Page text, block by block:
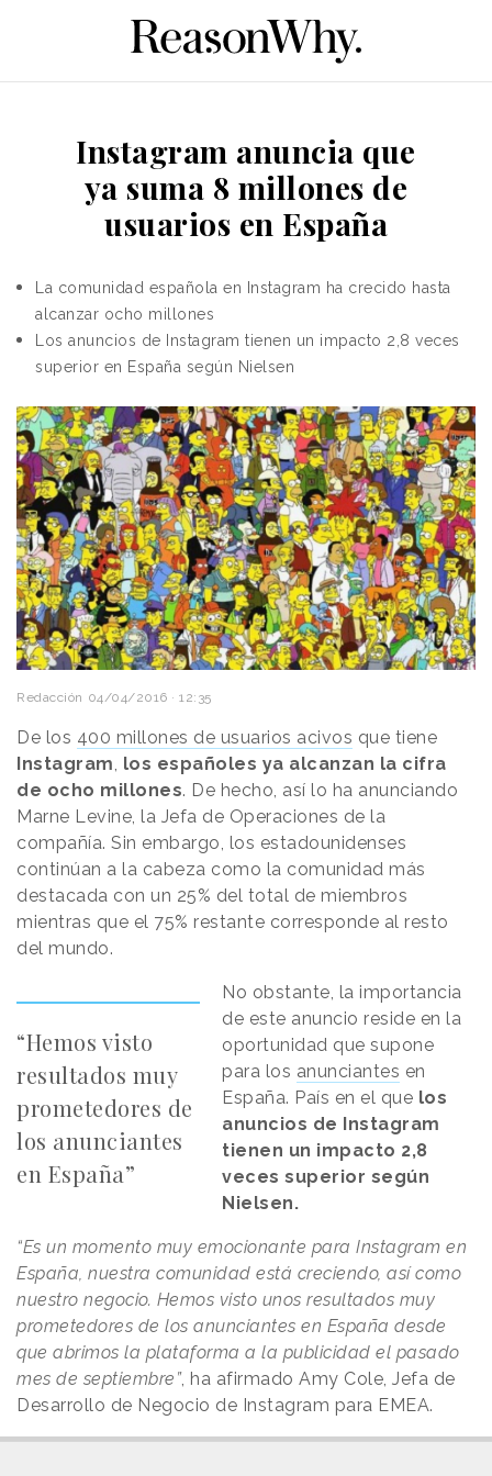
Instagram anuncia que
ya suma 8 millones de
usuarios en España
La comunidad española en Instagram ha crecido hasta
alcanzar ocho millones
Los anuncios de Instagram tienen un impacto 2,8 veces
superior en España según Nielsen
Redacción 04/04/2016 · 12:35
De los 400 millones de usuarios acivos que tiene
Instagram, los españoles ya alcanzan la cifra
de ocho millones. De hecho, así lo ha anunciando
Marne Levine, la Jefa de Operaciones de la
compañía. Sin embargo, los estadounidenses
continúan a la cabeza como la comunidad más
destacada con un 25% del total de miembros
mientras que el 75% restante corresponde al resto
del mundo.
“Hemos visto
resultados muy
prometedores de
los anunciantes
en España”
No obstante, la importancia
de este anuncio reside en la
oportunidad que supone
para los anunciantes en
España. País en el que los
anuncios de Instagram
tienen un impacto 2,8
veces superior según
Nielsen.
“Es un momento muy emocionante para Instagram en
España, nuestra comunidad está creciendo, así como
nuestro negocio. Hemos visto unos resultados muy
prometedores de los anunciantes en España desde
que abrimos la plataforma a la publicidad el pasado
mes de septiembre”, ha afirmado Amy Cole, Jefa de
Desarrollo de Negocio de Instagram para EMEA.